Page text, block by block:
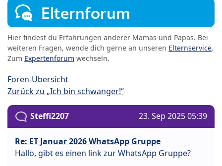
Elternforum
Hier findest du Erfahrungen anderer Mamas und Papas. Bei
weiteren Fragen, wende dich gerne an unseren Elternservice.
Zum Expertenforum wechseln.
Foren-Übersicht
Zurück zu „Ich bin schwanger!“
Steffi2207 23. Sep 2025 05:39
Re: ET Januar 2026 WhatsApp Gruppe
Hallo, gibt es einen link zur WhatsApp Gruppe?